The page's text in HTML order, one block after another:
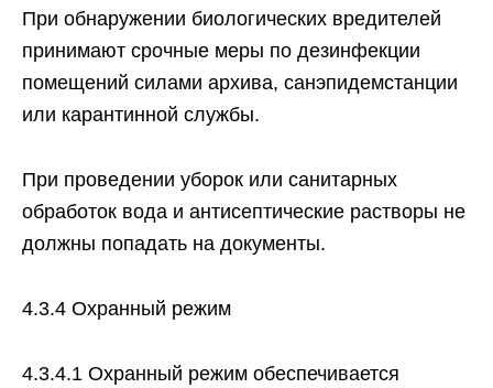
При обнаружении биологических вредителей
принимают срочные меры по дезинфекции
помещений силами архива, санэпидемстанции
или карантинной службы.
При проведении уборок или санитарных
обработок вода и антисептические растворы не
должны попадать на документы.
4.3.4 Охранный режим
4.3.4.1 Охранный режим обеспечивается